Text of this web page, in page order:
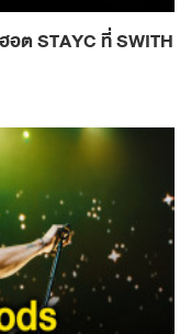
ต STAYC ที่ SWITH